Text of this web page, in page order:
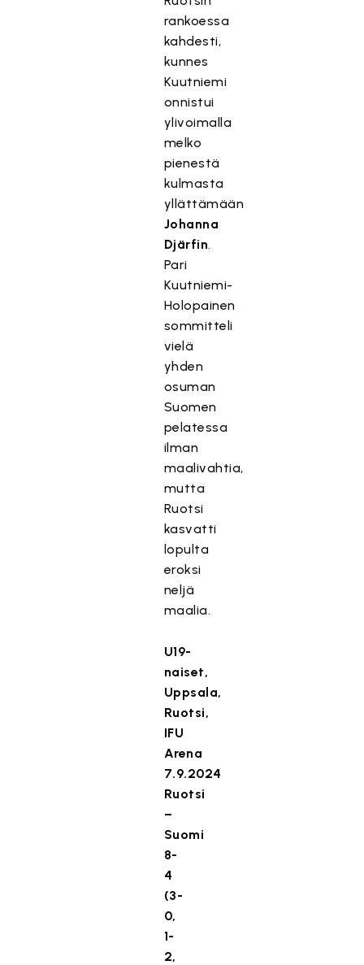
rankoessa
kahdesti,
kunnes
Kuutniemi
onnistui
ylivoimalla
melko
pienestä
kulmasta
yllättämään
Johanna
Djärfin.
Pari
Kuutniemi-
Holopainen
sommitteli
vielä
yhden
osuman
Suomen
pelatessa
ilman
maalivahtia,
mutta
Ruotsi
kasvatti
lopulta
eroksi
neljä
maalia.
U19-
naiset,
Uppsala,
Ruotsi,
IFU
Arena
7.9.2024
Ruotsi
–
Suomi
8-
4
(3-
0,
1-
2,